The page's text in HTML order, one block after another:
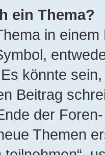
ein Thema?
in
könnte
Beitrag
der
Themen